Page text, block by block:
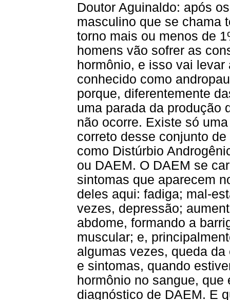
Doutor Aguinaldo: após
masculino que se chama
torno mais ou menos de
homens vão sofrer as
hormônio, e isso vai
conhecido como
porque, diferentemente
uma parada da produção
não ocorre. Existe só
correto desse conjunto
como Distúrbio
ou DAEM. O DAEM se
sintomas que aparecem
deles aqui: fadiga; mal-
vezes, depressão;
abdome, formando a
muscular; e,
algumas vezes, queda
e sintomas, quando
hormônio no sangue,
diagnóstico de DAEM. E